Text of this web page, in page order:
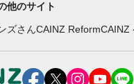
他のサイト
ズさんCAINZ ReformCAINZ